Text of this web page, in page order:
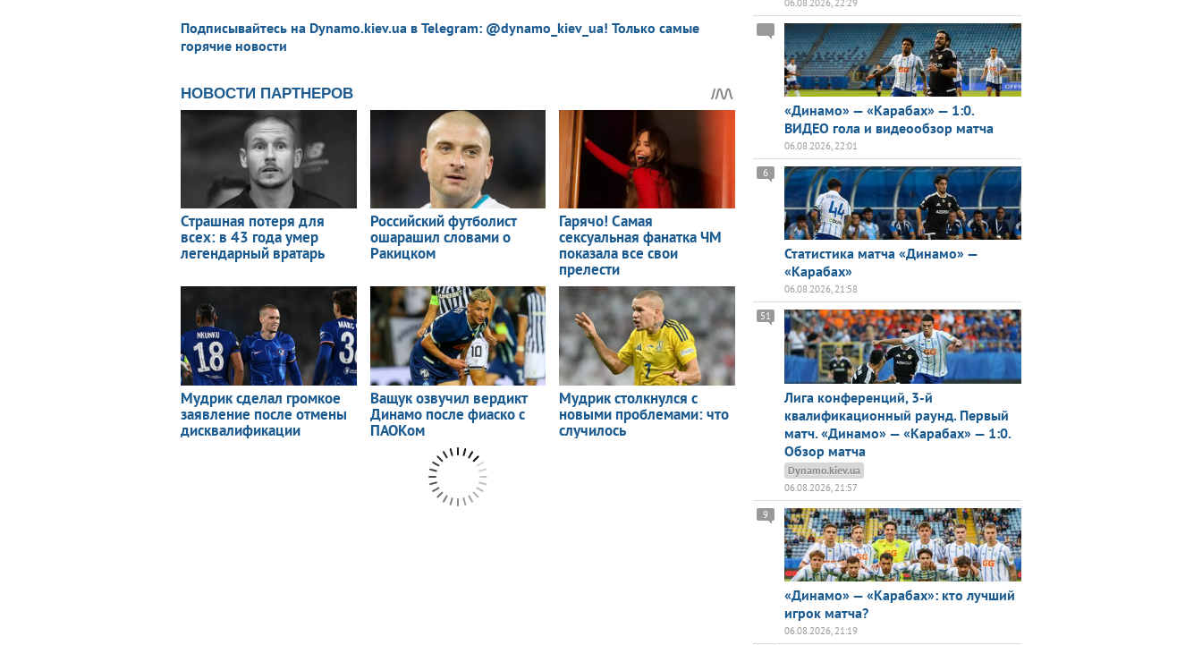
Подписывайтесь на Dynamo.kiev.ua в Telegram: @dynamo_kiev_ua! Только самые
горячие новости
«Динамо» — «Карабах» — 1:0.
ВИДЕО гола и видеообзор матча
06.08.2026, 22:01
Статистика матча «Динамо» —
«Карабах»
6
06.08.2026, 21:58
Лига конференций, 3-й
квалификационный раунд. Первый
матч. «Динамо» — «Карабах» — 1:0.
Обзор матча
51
Dynamo.kiev.ua
06.08.2026, 21:57
«Динамо» — «Карабах»: кто лучший
игрок матча?
9
06.08.2026, 21:19